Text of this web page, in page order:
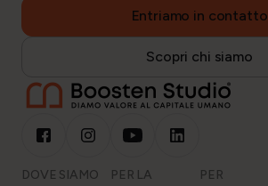
Entriamo in contatto
Scopri chi siamo
DOVE SIAMO
PER LA
PER